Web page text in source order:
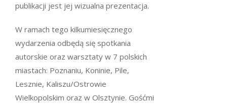
publikacji jest jej wizualna prezentacja.
W ramach tego kilkumiesięcznego
wydarzenia odbędą się spotkania
autorskie oraz warsztaty w 7 polskich
miastach: Poznaniu, Koninie, Pile,
Lesznie, Kaliszu/Ostrowie
Wielkopolskim oraz w Olsztynie. Gośćmi